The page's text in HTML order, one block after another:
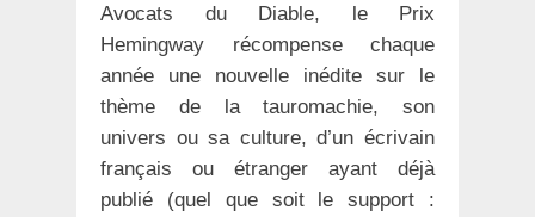
Avocats du Diable, le Prix
Hemingway récompense chaque
année une nouvelle inédite sur le
thème de la tauromachie, son
univers ou sa culture, d’un écrivain
français ou étranger ayant déjà
publié (quel que soit le support :